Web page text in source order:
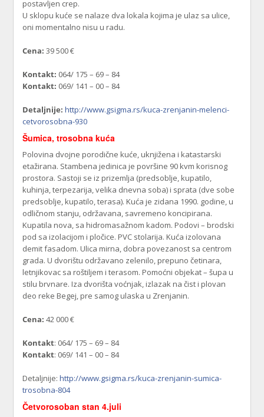
postavljen crep.
U sklopu kuće se nalaze dva lokala kojima je ulaz sa ulice,
oni momentalno nisu u radu.
Cena: 39 500 €
Kontakt: 064/ 175 – 69 – 84
Kontakt: 069/ 141 – 00 – 84
Detaljnije: http://www.gsigma.rs/kuca-zrenjanin-melenci-
cetvorosobna-930
Šumica, trosobna kuća
Polovina dvojne porodične kuće, uknjižena i katastarski
etažirana. Stambena jedinica je površine 90 kvm korisnog
prostora. Sastoji se iz prizemlja (predsoblje, kupatilo,
kuhinja, terpezarija, velika dnevna soba) i sprata (dve sobe
predsoblje, kupatilo, terasa). Kuća je zidana 1990. godine, u
odličnom stanju, održavana, savremeno koncipirana.
Kupatila nova, sa hidromasažnom kadom. Podovi – brodski
pod sa izolacijom i pločice. PVC stolarija. Kuća izolovana
demit fasadom. Ulica mirna, dobra povezanost sa centrom
grada. U dvorištu održavano zelenilo, prepuno četinara,
letnjikovac sa roštiljem i terasom. Pomoćni objekat – šupa u
stilu brvnare. Iza dvorišta voćnjak, izlazak na čist i plovan
deo reke Begej, pre samog ulaska u Zrenjanin.
Cena: 42 000 €
Kontakt: 064/ 175 – 69 – 84
Kontakt: 069/ 141 – 00 – 84
Detaljnije:http://www.gsigma.rs/kuca-zrenjanin-sumica-
trosobna-804
Četvorosoban stan 4.juli